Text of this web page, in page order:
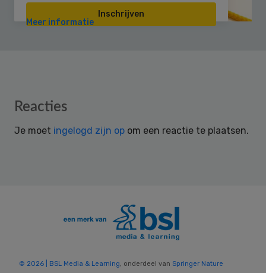
Inschrijven
Meer informatie
Reader
Reacties
Je moet ingelogd zijn op om een reactie te plaatsen.
© 2026 | BSL Media & Learning , onderdeel van Springer Nature